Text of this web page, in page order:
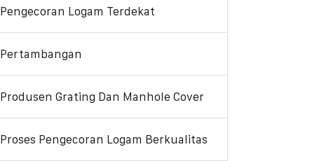
Pengecoran Logam Terdekat
Pertambangan
Produsen Grating Dan Manhole Cover
Proses Pengecoran Logam Berkualitas